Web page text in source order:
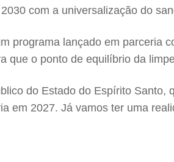
com a universalização do
programa lançado em parceria
que o ponto de equilíbrio da
do Estado do Espírito
em 2027. Já vamos ter uma